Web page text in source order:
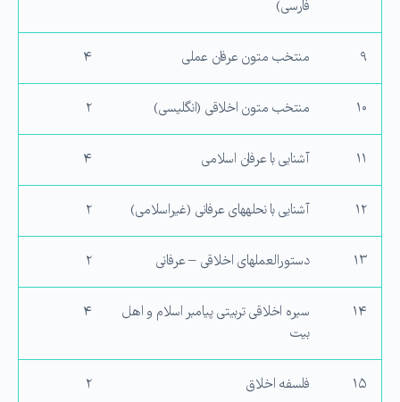
فارسی)
۹ منتخب متون عرفان عملی ۴
۱۰ منتخب متون اخلاقی (انگلیسی) ۲
۱۱ آشنایی با عرفان اسلامی ۴
۱۲ آشنایی با نحله‏های عرفانی (غیراسلامی) ۲
۱۳ دستورالعمل‏های اخلاقی – عرفانی ۲
۱۴
سیره اخلاقی تربیتی پیامبر اسلام و اهل
بیت
۴
۱۵ فلسفه اخلاق ۲